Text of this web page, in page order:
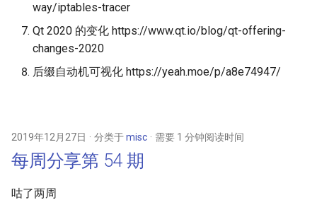
way/iptables-tracer
Qt 2020 的变化 https://www.qt.io/blog/qt-offering-
changes-2020
后缀自动机可视化 https://yeah.moe/p/a8e74947/
2019年12月27日 分类于misc 需要 1 分钟阅读时间
每周分享第 54 期
咕了两周